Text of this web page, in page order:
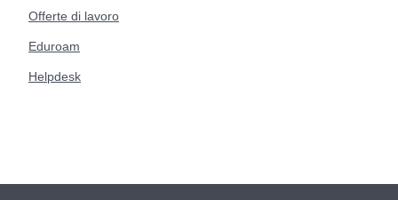
Offerte di lavoro
Eduroam
Helpdesk